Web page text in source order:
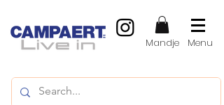
Mandje Menu